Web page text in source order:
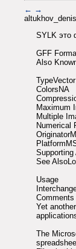
← →
SYLK это
GFF
Also
TypeVector
ColorsNA
Maximum
Multiple
Numerical
See
Usage
Comments
Yet
The